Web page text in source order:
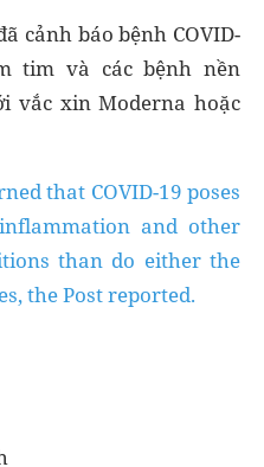
cảnh báo bệnh COVID-
tim và các bệnh nền
vắc xin Moderna hoặc
that COVID-19 poses
and other
than do either the
the Post reported.